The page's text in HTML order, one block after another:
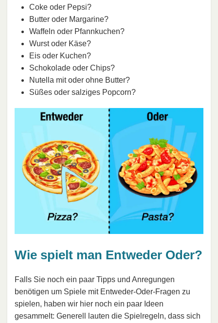
Coke oder Pepsi?
Butter oder Margarine?
Waffeln oder Pfannkuchen?
Wurst oder Käse?
Eis oder Kuchen?
Schokolade oder Chips?
Nutella mit oder ohne Butter?
Süßes oder salziges Popcorn?
Wie spielt man Entweder Oder?
Falls Sie noch ein paar Tipps und Anregungen
benötigen um Spiele mit Entweder-Oder-Fragen zu
spielen, haben wir hier noch ein paar Ideen
gesammelt: Generell lauten die Spielregeln, dass sich